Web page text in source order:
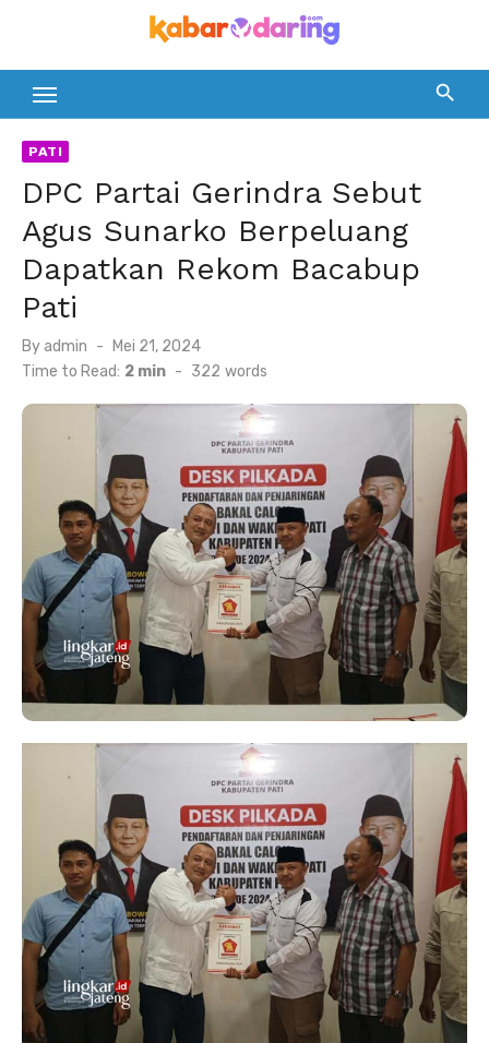
content
PATI
DPC Partai Gerindra Sebut
Agus Sunarko Berpeluang
Dapatkan Rekom Bacabup
Pati
By admin
Posted
on
Mei 21, 2024
Time to Read: 2 min - 322 words